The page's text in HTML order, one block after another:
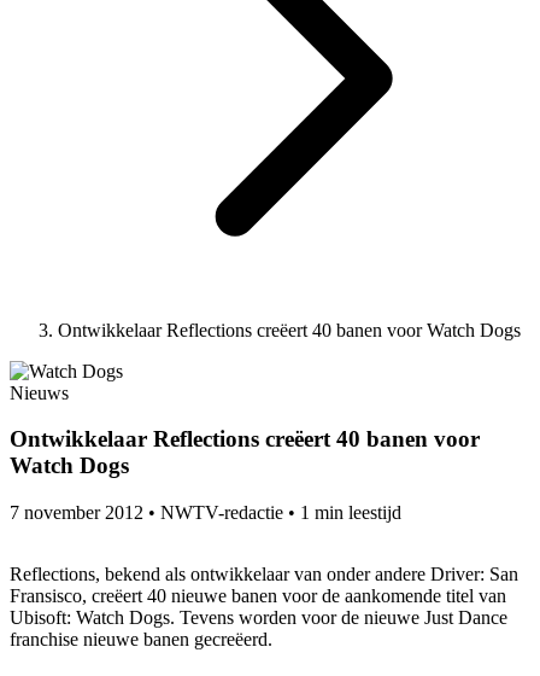
Ontwikkelaar Reflections creëert 40 banen voor Watch Dogs
Nieuws
Ontwikkelaar Reflections creëert 40 banen voor
Watch Dogs
7 november 2012 • NWTV-redactie • 1 min leestijd
Reflections, bekend als ontwikkelaar van onder andere Driver: San
Fransisco, creëert 40 nieuwe banen voor de aankomende titel van
Ubisoft: Watch Dogs. Tevens worden voor de nieuwe Just Dance
franchise nieuwe banen gecreëerd.